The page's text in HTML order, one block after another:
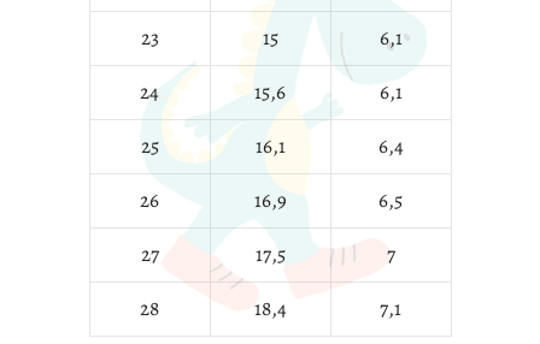
23
15
6,1
24
15,6
6,1
25
16,1
6,4
26
16,9
6,5
27
17,5
7
28
18,4 7,1